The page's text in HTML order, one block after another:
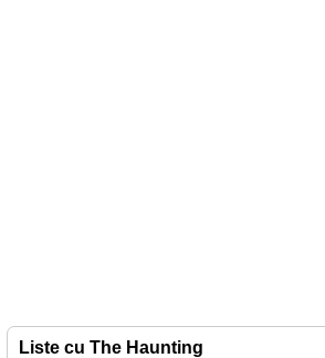
Liste cu The Haunting